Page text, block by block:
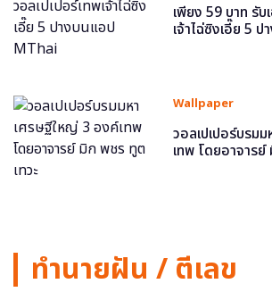
เพียง 59 บาท รับ
เจ้าไฉ่ซิงเอี๊ย 5
Wallpaper
วอลเปเปอร์บรม
เทพ โดยอาจารย์
ทำนายฝัน / ตีเลข